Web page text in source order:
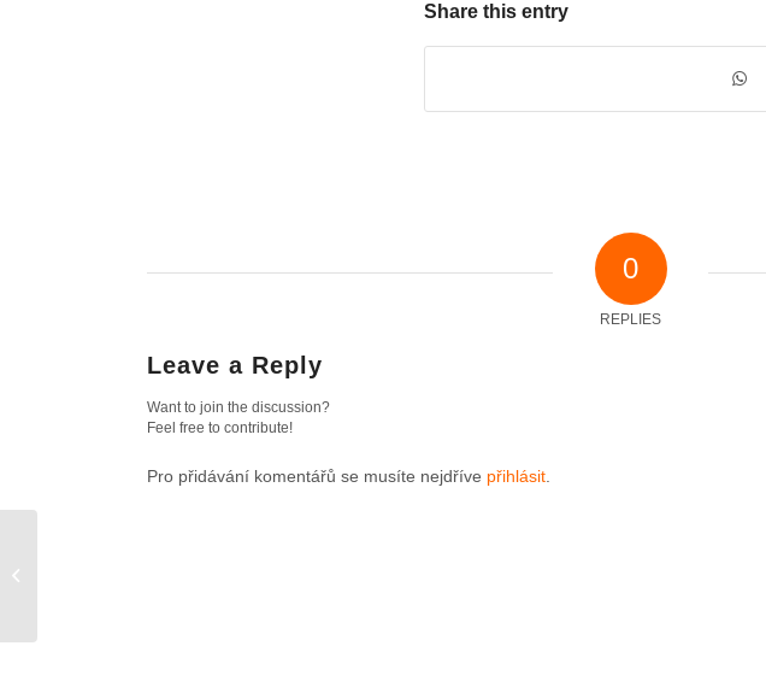
Share this entry
0
REPLIES
Leave a Reply
Want to join the discussion?
Feel free to contribute!
Pro přidávání komentářů se musíte nejdříve přihlásit.